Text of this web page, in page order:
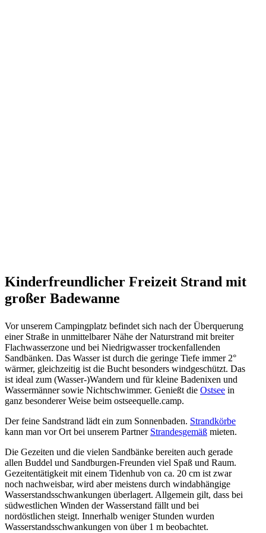
Kinderfreundlicher Freizeit Strand mit
großer Badewanne
Vor unserem Campingplatz befindet sich nach der Überquerung
einer Straße in unmittelbarer Nähe der Naturstrand mit breiter
Flachwasserzone und bei Niedrigwasser trockenfallenden
Sandbänken. Das Wasser ist durch die geringe Tiefe immer 2°
wärmer, gleichzeitig ist die Bucht besonders windgeschützt. Das
ist ideal zum (Wasser-)Wandern und für kleine Badenixen und
Wassermänner sowie Nichtschwimmer. Genießt die Ostsee in
ganz besonderer Weise beim ostseequelle.camp.
Der feine Sandstrand lädt ein zum Sonnenbaden. Strandkörbe
kann man vor Ort bei unserem Partner Strandesgemäß mieten.
Die Gezeiten und die vielen Sandbänke bereiten auch gerade
allen Buddel und Sandburgen-Freunden viel Spaß und Raum.
Gezeitentätigkeit mit einem Tidenhub von ca. 20 cm ist zwar
noch nachweisbar, wird aber meistens durch windabhängige
Wasserstandsschwankungen überlagert. Allgemein gilt, dass bei
südwestlichen Winden der Wasserstand fällt und bei
nordöstlichen steigt. Innerhalb weniger Stunden wurden
Wasserstandsschwankungen von über 1 m beobachtet.